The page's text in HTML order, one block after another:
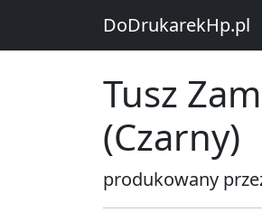
DoDrukarekHp.pl
Tusz
(Czarny)
produkowany